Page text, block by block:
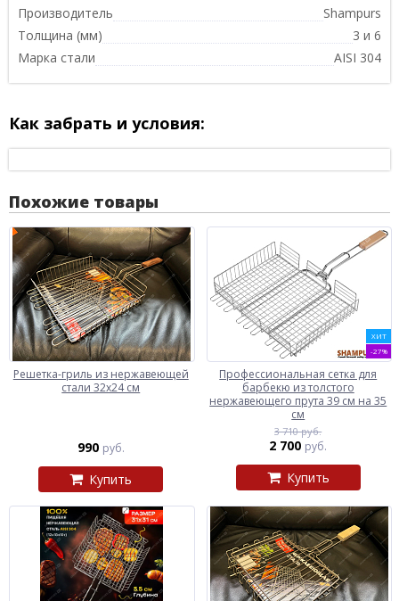
Производитель
Shampurs
Толщина (мм)
3 и 6
Марка стали
AISI 304
Как забрать и условия:
Похожие товары
Решетка-гриль из нержавеющей
стали 32х24 см
990 руб.
Купить
ХИТ
-27%
Профессиональная сетка для
барбекю из толстого
нержавеющего прута 39 см на 35
см
3 710 руб.
2 700 руб.
Купить